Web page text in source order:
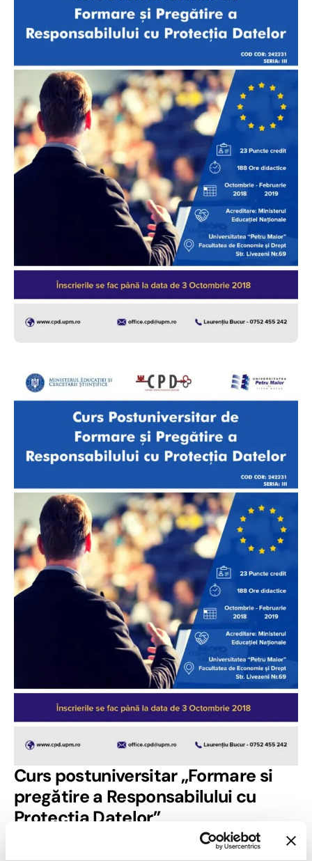
Curs postuniversitar „Formare si
pregătire a Responsabilului cu
Protecția Datelor”
Universitatea „Petru Maior” din Târgu Mureș, prinCentrul de